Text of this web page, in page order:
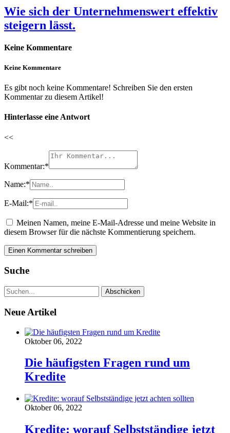
Wie sich der Unternehmenswert effektiv
steigern lässt.
Keine Kommentare
Keine Kommentare
Es gibt noch keine Kommentare! Schreiben Sie den ersten
Kommentar zu diesem Artikel!
Hinterlasse eine Antwort
<<
Kommentar:*
Name:*
E-Mail:*
Meinen Namen, meine E-Mail-Adresse und meine Website in
diesem Browser für die nächste Kommentierung speichern.
Suche
Neue Artikel
Oktober 06, 2022
Die häufigsten Fragen rund um
Kredite
Oktober 06, 2022
Kredite: worauf Selbstständige jetzt